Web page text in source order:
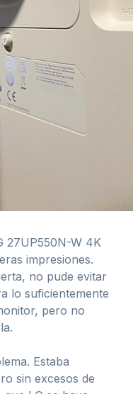
27UP550N-W 4K
impresiones.
no pude evitar
lo suficientemente
pero no
Estaba
sin excesos de